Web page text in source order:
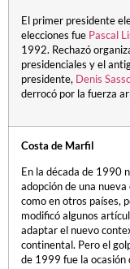
El primer presidente
elecciones fue Pascal
1992. Rechazó
presidenciales y el
presidente, Denis
derrocó por la fuerza
Costa de Marfil
En la década de 1990
adopción de una
como en otros países,
modificó algunos
adaptar el nuevo
continental. Pero el
de 1999 fue la ocasión